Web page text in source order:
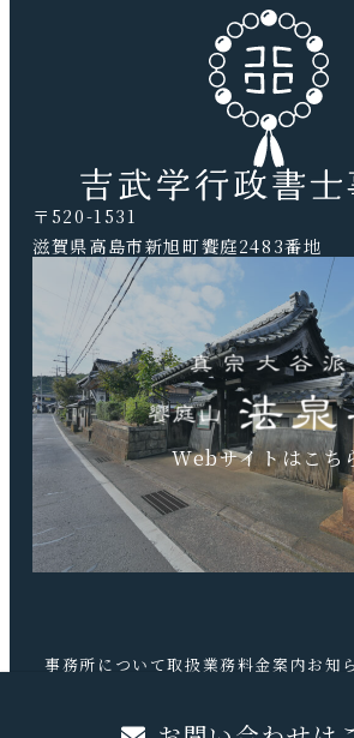
〒520-1531
滋賀県高島市新旭町饗庭2483番地
TEL.0740-20-9041 FAX.0740-20-
Webサイトはこち
事務所について取扱業務料金案内お知